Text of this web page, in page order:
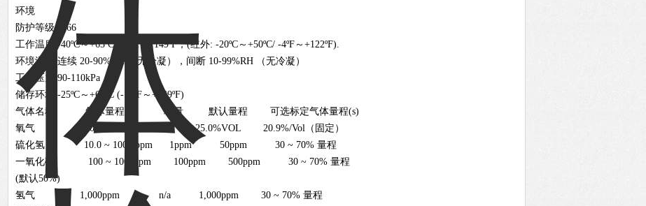
环境
防护等级 IP66
工作温度 -40ºC～+65ºC/ -40ºF ～149ºF，(红外: -20ºC～+50ºC/ -4ºF～+122ºF).
环境湿度 连续 20-90%RH （无冷凝），间断 10-99%RH （无冷凝）
工作压力 90-110kPa
储存环境 -25ºC～+65ºC (-13ºF～+149ºF)
气体名称 气体量程 增量 默认量程 可选标定气体量程(s)
氧气 25.0%/Vol n/a 25.0%VOL 20.9%/Vol（固定）
硫化氢 10.0 ~ 100.0ppm 1ppm 50ppm 30 ~ 70% 量程
一氧化碳 100 ~ 1000ppm 100ppm 500ppm 30 ~ 70% 量程
(默认50%)
氢气 1,000ppm n/a 1,000ppm 30 ~ 70% 量程